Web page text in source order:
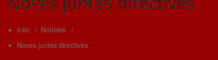
Inici / Notícies /
Noves juntes directives